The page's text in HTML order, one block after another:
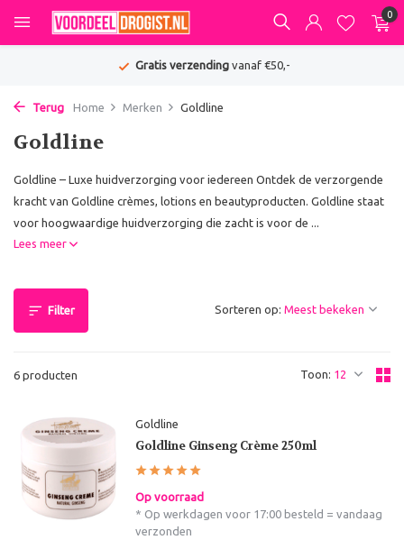
0
Gratis verzendingvanaf €50,-
Terug Home Merken Goldline
Goldline
Goldline – Luxe huidverzorging voor iedereen Ontdek de verzorgende
kracht van Goldline crèmes, lotions en beautyproducten. Goldline staat
voor hoogwaardige huidverzorging die zacht is voor de ...
Lees meer
Filter
6 producten Toon:
Sorteren op:
Goldline
Goldline Ginseng Crème 250ml
Op voorraad
* Op werkdagen voor 17:00 besteld = vandaag
verzonden